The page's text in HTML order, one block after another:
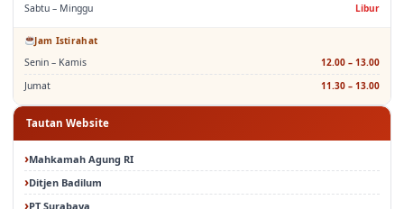
Sabtu – Minggu
Libur
Jam Istirahat
Senin – Kamis
12.00 – 13.00
Jumat
11.30 – 13.00
Tautan Website
Mahkamah Agung RI
Ditjen Badilum
PT Surabaya